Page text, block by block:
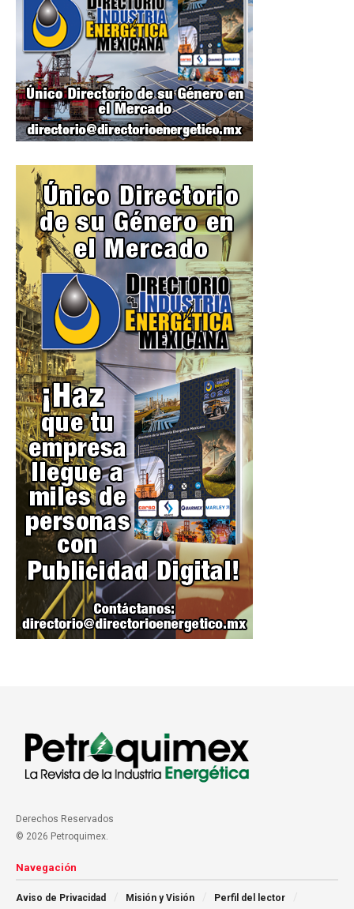
Derechos Reservados
© 2026 Petroquimex.
Navegación
Aviso de Privacidad Misión y Visión Perfil del lector